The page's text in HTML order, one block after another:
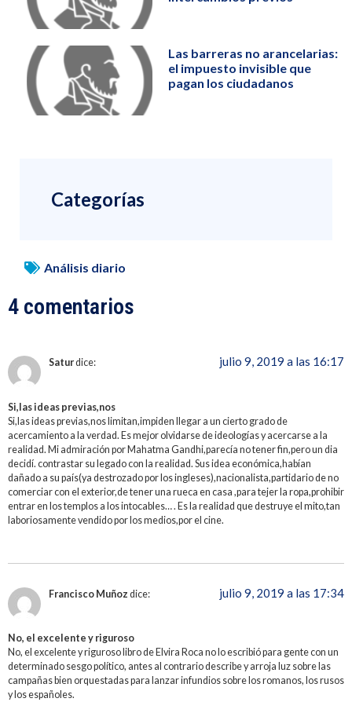
Las barreras no arancelarias:
el impuesto invisible que
pagan los ciudadanos
Categorías
Análisis diario
4 comentarios
Saturdice: julio 9, 2019 a las 16:17
Si,las ideas previas,nos
Si,las ideas previas,nos limitan,impiden llegar a un cierto grado de
acercamiento a la verdad. Es mejor olvidarse de ideologías y acercarse a la
realidad. Mi admiración por Mahatma Gandhi,parecía no tener fin,pero un dia
decidí. contrastar su legado con la realidad. Sus idea económica,habían
dañado a su país(ya destrozado por los ingleses),nacionalista,partidario de no
comerciar con el exterior,de tener una rueca en casa ,para tejer la ropa,prohibir
entrar en los templos a los intocables… . Es la realidad que destruye el mito,tan
laboriosamente vendido por los medios,por el cine.
Francisco Muñoz dice: julio 9, 2019 a las 17:34
No, el excelente y riguroso
No, el excelente y riguroso libro de Elvira Roca no lo escribió para gente con un
determinado sesgo político, antes al contrario describe y arroja luz sobre las
campañas bien orquestadas para lanzar infundios sobre los romanos, los rusos
y los españoles.